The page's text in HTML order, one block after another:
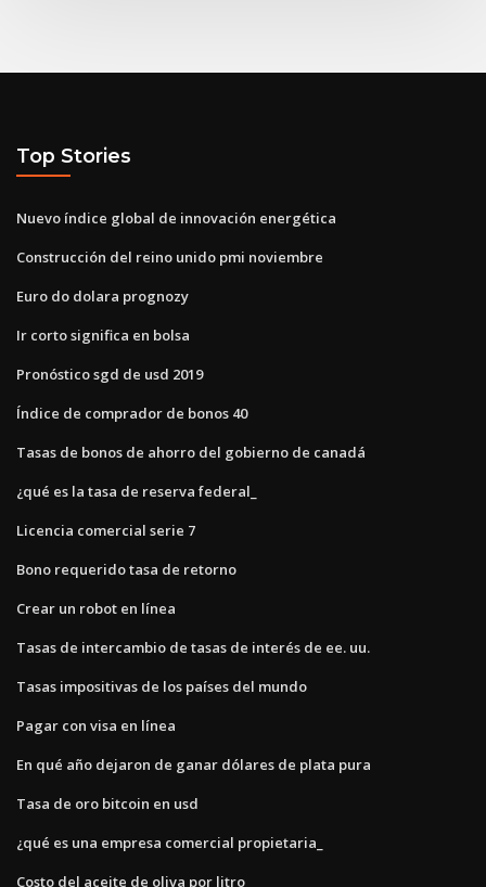
Top Stories
Nuevo índice global de innovación energética
Construcción del reino unido pmi noviembre
Euro do dolara prognozy
Ir corto significa en bolsa
Pronóstico sgd de usd 2019
Índice de comprador de bonos 40
Tasas de bonos de ahorro del gobierno de canadá
¿qué es la tasa de reserva federal_
Licencia comercial serie 7
Bono requerido tasa de retorno
Crear un robot en línea
Tasas de intercambio de tasas de interés de ee. uu.
Tasas impositivas de los países del mundo
Pagar con visa en línea
En qué año dejaron de ganar dólares de plata pura
Tasa de oro bitcoin en usd
¿qué es una empresa comercial propietaria_
Costo del aceite de oliva por litro